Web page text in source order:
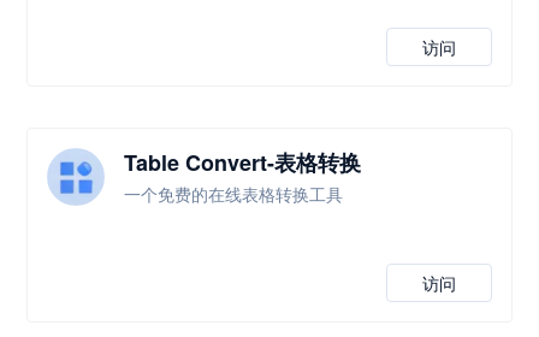
访问
Table Convert-表格转换
一个免费的在线表格转换工具
访问